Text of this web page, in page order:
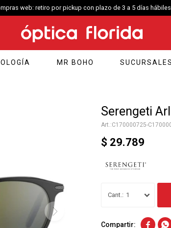
web: retiro por pickup con plazo de 3 a 5 días hábiles
MR BOHO SUCURSALES
Serengeti
C170000725-
$ 29.789
1
 